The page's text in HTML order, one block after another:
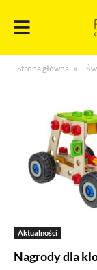
treści
Strona główna »
Aktualności
Nagrody dla